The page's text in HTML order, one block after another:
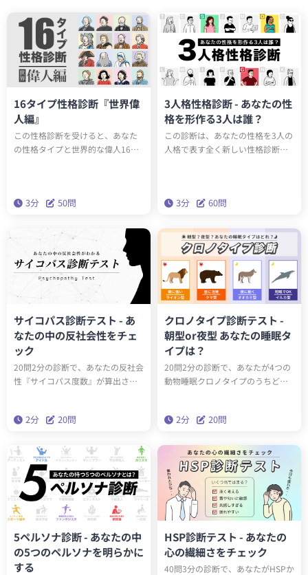
16タイプ性格診断『世界偉
人編』
この性格診断を受けると、あなた
の性格タイプと世界的な偉人16人
性格タイプかもしれません。テス
な一面を発見しましょう。
3分 50問
3人格性格診断 - あなたの性
格を形作る3人は誰？
この診断は、あなたの性格を3人の
人格で表す全く新しい性格診断テ
に最も正確な性格分析理論「ビッ
診断で、本当の性格を深く理解し
ましょう。
3分 60問
サイコパス診断テスト - あ
なたの中の反社会性をチェ
ック
20問2分の診断で、あなたの反社会
性『サイコパス度数』が算出され
当たる診断です。クイズとは一味
はたしてあなたはサイコパスなの
でしょうか？
2分 20問
クロノタイプ診断テスト -
朝型or夜型 あなたの睡眠タ
イプは？
20問2分の診断で、あなたが4つの
動物睡眠クロノタイプのうちどの
に合った生活スタイルを送ること
2分 20問
5ペルソナ診断 - あなたの中
の5つのペルソナを明らかに
する
HSP診断テスト - あなたの
心の繊細さをチェック
40問3分の診断で、あなたがHSPか